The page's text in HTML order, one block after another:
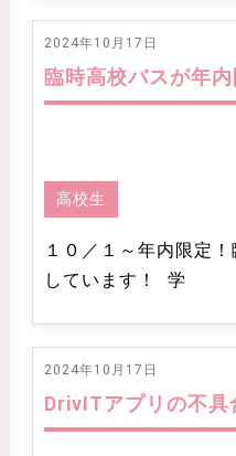
2024年10月17日
臨時高校バスが年内
高校生
１０／１～年内限定
しています！ 学
2024年10月17日
DrivITアプリの不具